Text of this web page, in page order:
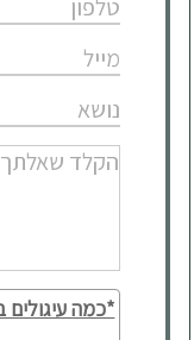
*כמה עיגולים